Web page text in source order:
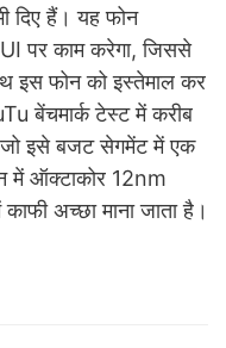
दिए हैं। यह फोन
पर काम करेगा, जिससे
इस फोन को इस्तेमाल कर
बेंचमार्क टेस्ट में करीब
जो इसे बजट सेगमेंट में एक
में ऑक्टाकोर 12nm
अच्छा माना जाता है।